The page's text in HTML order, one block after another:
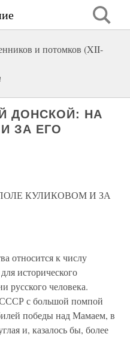
и потомков (XII-
ДОНСКОЙ: НА
ЗА ЕГО
КУЛИКОВОМ И ЗА
относится к числу
исторического
русского человека.
СССР с большой помпой
победы над Мамаем, в
и, казалось бы, более